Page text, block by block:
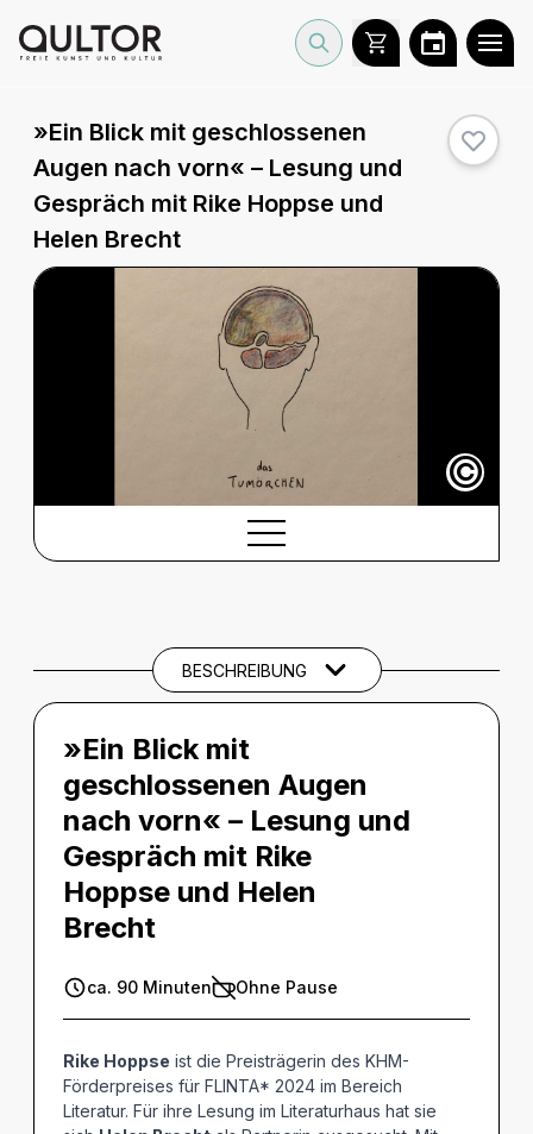
»Ein Blick mit geschlossenen
Augen nach vorn« – Lesung und
Gespräch mit Rike Hoppse und
Helen Brecht
©
BESCHREIBUNG
»Ein Blick mit
geschlossenen Augen
nach vorn« – Lesung und
Gespräch mit Rike
Hoppse und Helen
Brecht
ca. 90 Minuten Ohne Pause
Rike Hoppse ist die Preisträgerin des KHM-
Förderpreises für FLINTA* 2024 im Bereich
Literatur. Für ihre Lesung im Literaturhaus hat sie